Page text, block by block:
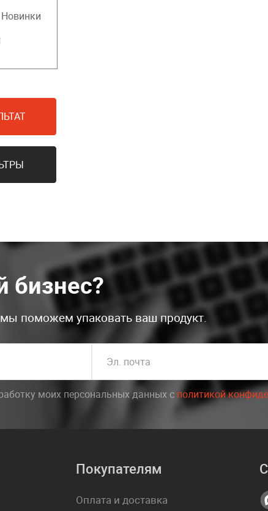
Новинки
бизнес?
мы поможем упаковать ваш продукт.
Эл. почта
моих персональных данных c политикой
Покупателям
Оплата и доставка